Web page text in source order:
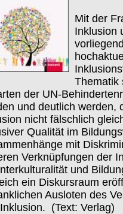
Mit der
Inklusion
Thematik
der UN-
und deutlich werden,
nicht fälschlich
Qualität im
mit
Verknüpfungen der
und
ein Diskursraum
Ausloten des
(Text: Verlag)